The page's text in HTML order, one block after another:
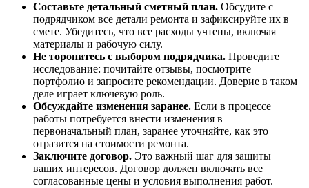
Составьте детальный сметный план. Обсудите с
подрядчиком все детали ремонта и зафиксируйте их в
смете. Убедитесь, что все расходы учтены, включая
материалы и рабочую силу.
Не торопитесь с выбором подрядчика. Проведите
исследование: почитайте отзывы, посмотрите
портфолио и запросите рекомендации. Доверие в таком
деле играет ключевую роль.
Обсуждайте изменения заранее. Если в процессе
работы потребуется внести изменения в
первоначальный план, заранее уточняйте, как это
отразится на стоимости ремонта.
Заключите договор. Это важный шаг для защиты
ваших интересов. Договор должен включать все
согласованные цены и условия выполнения работ.